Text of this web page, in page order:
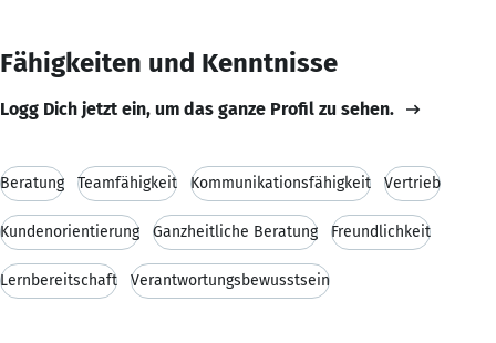
Fähigkeiten und Kenntnisse
Logg Dich jetzt ein, um das ganze Profil zu sehen.
Beratung Teamfähigkeit Kommunikationsfähigkeit Vertrieb
Kundenorientierung Ganzheitliche Beratung Freundlichkeit
Lernbereitschaft Verantwortungsbewusstsein